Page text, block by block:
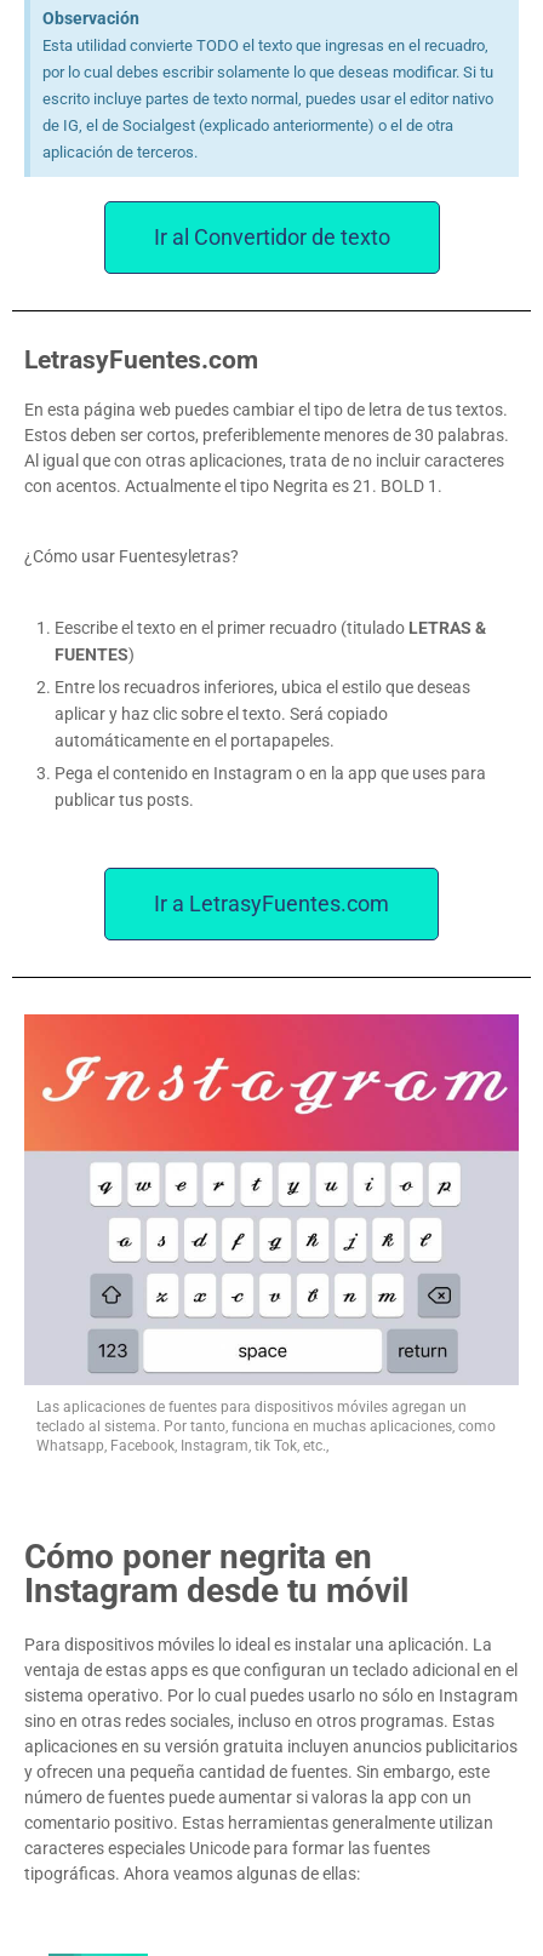
Observación
Esta utilidad convierte TODO el texto que ingresas en el recuadro,
por lo cual debes escribir solamente lo que deseas modificar. Si tu
escrito incluye partes de texto normal, puedes usar el editor nativo
de IG, el de Socialgest (explicado anteriormente) o el de otra
aplicación de terceros.
Ir al Convertidor de texto
LetrasyFuentes.com
En esta página web puedes cambiar el tipo de letra de tus textos.
Estos deben ser cortos, preferiblemente menores de 30 palabras.
Al igual que con otras aplicaciones, trata de no incluir caracteres
con acentos. Actualmente el tipo Negrita es 21. BOLD 1.
¿Cómo usar Fuentesyletras?
Eescribe el texto en el primer recuadro (titulado LETRAS &
FUENTES)
Entre los recuadros inferiores, ubica el estilo que deseas
aplicar y haz clic sobre el texto. Será copiado
automáticamente en el portapapeles.
Pega el contenido en Instagram o en la app que uses para
publicar tus posts.
Ir a LetrasyFuentes.com
Las aplicaciones de fuentes para dispositivos móviles agregan un
teclado al sistema. Por tanto, funciona en muchas aplicaciones, como
Whatsapp, Facebook, Instagram, tik Tok, etc.,
Cómo poner negrita en
Instagram desde tu móvil
Para dispositivos móviles lo ideal es instalar una aplicación. La
ventaja de estas apps es que configuran un teclado adicional en el
sistema operativo. Por lo cual puedes usarlo no sólo en Instagram
sino en otras redes sociales, incluso en otros programas. Estas
aplicaciones en su versión gratuita incluyen anuncios publicitarios
y ofrecen una pequeña cantidad de fuentes. Sin embargo, este
número de fuentes puede aumentar si valoras la app con un
comentario positivo. Estas herramientas generalmente utilizan
caracteres especiales Unicode para formar las fuentes
tipográficas. Ahora veamos algunas de ellas: